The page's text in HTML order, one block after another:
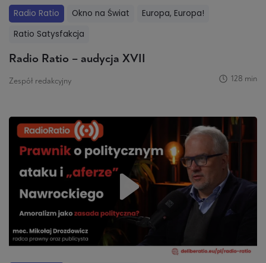
Radio Ratio Okno na Świat
Europa, Europa!
Ratio Satysfakcja
Radio Ratio – audycja XVII
Zespół redakcyjny 128 min